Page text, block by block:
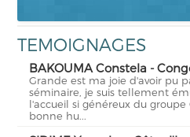
TEMOIGNAGES
BAKOUMA Constela -
Grande est ma joie d'avoir pu
séminaire, je suis tellement
l'accueil si généreux du groupe
bonne hu...